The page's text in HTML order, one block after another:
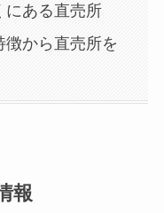
にある直売所
から直売所を
報